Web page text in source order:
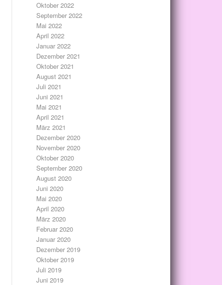
Oktober 2022
September 2022
Mai 2022
April 2022
Januar 2022
Dezember 2021
Oktober 2021
August 2021
Juli 2021
Juni 2021
Mai 2021
April 2021
März 2021
Dezember 2020
November 2020
Oktober 2020
September 2020
August 2020
Juni 2020
Mai 2020
April 2020
März 2020
Februar 2020
Januar 2020
Dezember 2019
Oktober 2019
Juli 2019
Juni 2019